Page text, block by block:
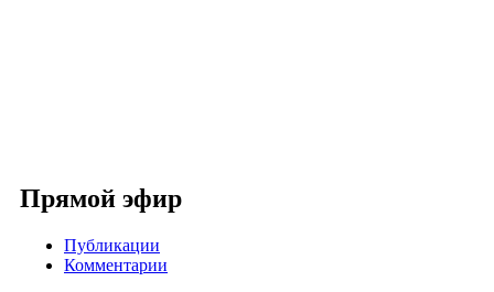
Прямой эфир
Публикации
Комментарии